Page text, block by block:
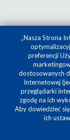
„Nasza Strona
preferencji
dostosowanych
Internetowej
przeglądarki
zgodę na ich
Aby dowiedzieć
ich